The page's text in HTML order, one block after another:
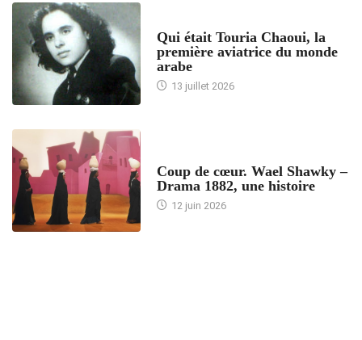
Qui était Touria Chaoui, la
première aviatrice du monde
arabe
13 juillet 2026
Coup de cœur. Wael Shawky –
Drama 1882, une histoire
12 juin 2026